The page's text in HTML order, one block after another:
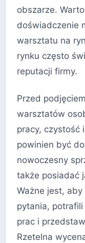
obszarze.
doświadczenie
warsztatu na
rynku często
reputacji firmy.
Przed
warsztatów
pracy, czystość
powinien być
nowoczesny
także posiadać
Ważne jest,
pytania, potrafili
prac i
Rzetelna